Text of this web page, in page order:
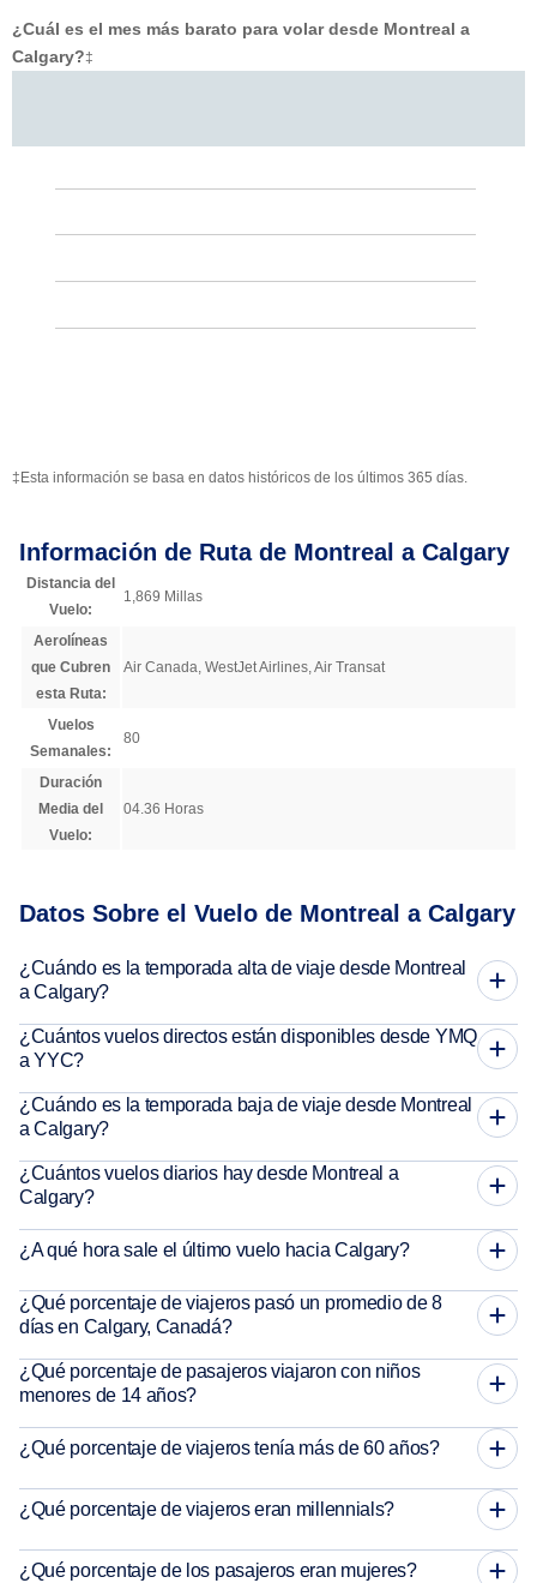
¿Cuál es el mes más barato para volar desde Montreal a
Calgary?‡
‡Esta información se basa en datos históricos de los últimos 365 días.
Información de Ruta de Montreal a Calgary
Distancia del
Vuelo:
1,869 Millas
Aerolíneas
que Cubren
esta Ruta:
Air Canada, WestJet Airlines, Air Transat
Vuelos
Semanales:
80
Duración
Media del
Vuelo:
04.36 Horas
Datos Sobre el Vuelo de Montreal a Calgary
¿Cuándo es la temporada alta de viaje desde Montreal
a Calgary?
¿Cuántos vuelos directos están disponibles desde YMQ
a YYC?
¿Cuándo es la temporada baja de viaje desde Montreal
a Calgary?
¿Cuántos vuelos diarios hay desde Montreal a
Calgary?
¿A qué hora sale el último vuelo hacia Calgary?
¿Qué porcentaje de viajeros pasó un promedio de 8
días en Calgary, Canadá?
¿Qué porcentaje de pasajeros viajaron con niños
menores de 14 años?
¿Qué porcentaje de viajeros tenía más de 60 años?
¿Qué porcentaje de viajeros eran millennials?
¿Qué porcentaje de los pasajeros eran mujeres?